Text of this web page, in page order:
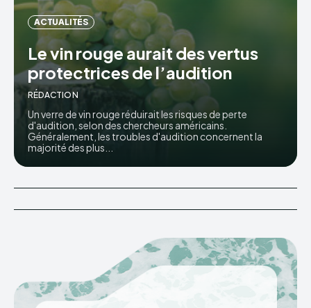
ACTUALITÉS
Le vin rouge aurait des vertus
protectrices de l’audition
RÉDACTION
Un verre de vin rouge réduirait les risques de perte
d'audition, selon des chercheurs américains.
Généralement, les troubles d'audition concernent la
majorité des plus...